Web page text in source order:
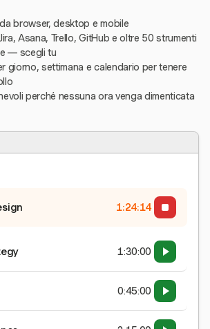
browser, desktop e mobile
Asana, Trello, GitHub e oltre 50 strumenti
— scegli tu
giorno, settimana e calendario per tenere
perché nessuna ora venga dimenticata
1:24:15
1:30:00
0:45:00